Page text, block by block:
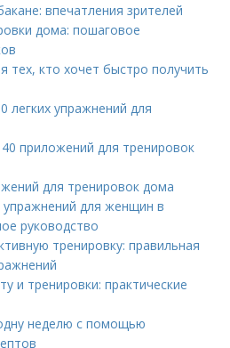
впечатления зрителей
дома: пошаговое
тех, кто хочет быстро получить
легких упражнений для
приложений для тренировок
для тренировок дома
для женщин в
руководство
тренировку: правильная
и тренировки: практические
неделю с помощью